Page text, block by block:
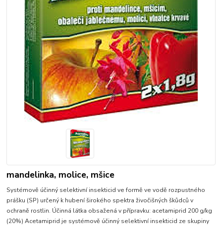
mandelinka, molice, mšice
Systémově účinný selektivní insekticid ve formě ve vodě rozpustného
prášku (SP) určený k hubení širokého spektra živočišných škůdců v
ochraně rostlin. Účinná látka obsažená v přípravku: acetamiprid 200 g/kg
(20%) Acetamiprid je systémově účinný selektivní insekticid ze skupiny